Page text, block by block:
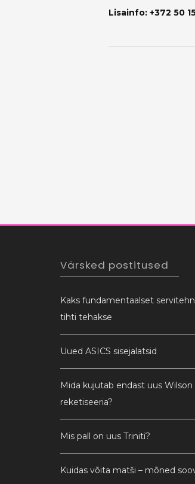
Lisainfo: +372 50
Värsked postitused
Kaks fundamentaalset
tihti tehakse
Uued ASICS sisejalatsid
Mida kujutab endast uus Wilson
reketiseeria?
Mis pall on uus Triniti?
Kuidas võita matši – mõned